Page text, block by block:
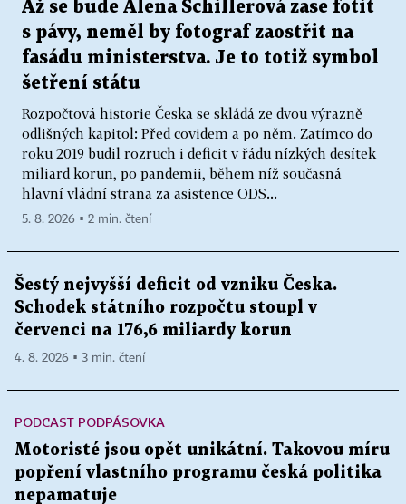
Až se bude Alena Schillerová zase fotit
s pávy, neměl by fotograf zaostřit na
fasádu ministerstva. Je to totiž symbol
šetření státu
Rozpočtová historie Česka se skládá ze dvou výrazně
odlišných kapitol: Před covidem a po něm. Zatímco do
roku 2019 budil rozruch i deficit v řádu nízkých desítek
miliard korun, po pandemii, během níž současná
hlavní vládní strana za asistence ODS...
5. 8. 2026 ▪ 2 min. čtení
Šestý nejvyšší deficit od vzniku Česka.
Schodek státního rozpočtu stoupl v
červenci na 176,6 miliardy korun
4. 8. 2026 ▪ 3 min. čtení
PODCAST PODPÁSOVKA
Motoristé jsou opět unikátní. Takovou míru
popření vlastního programu česká politika
nepamatuje